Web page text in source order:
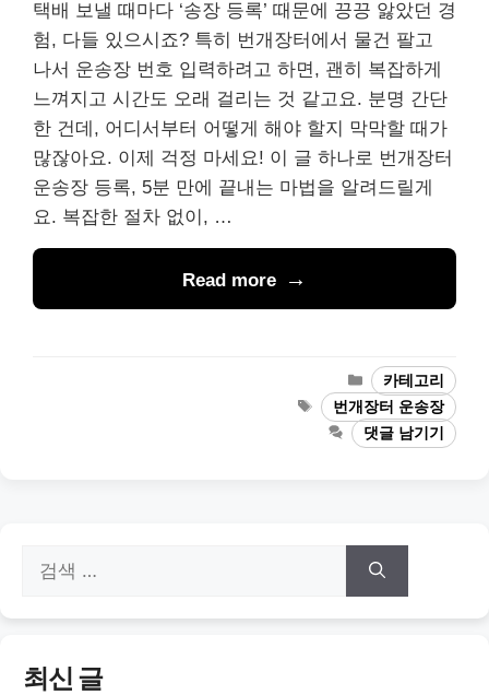
택배 보낼 때마다 ‘송장 등록’ 때문에 끙끙 앓았던 경
험, 다들 있으시죠? 특히 번개장터에서 물건 팔고
나서 운송장 번호 입력하려고 하면, 괜히 복잡하게
느껴지고 시간도 오래 걸리는 것 같고요. 분명 간단
한 건데, 어디서부터 어떻게 해야 할지 막막할 때가
많잖아요. 이제 걱정 마세요! 이 글 하나로 번개장터
운송장 등록, 5분 만에 끝내는 마법을 알려드릴게
요. 복잡한 절차 없이, …
Read more
카
테
고
리
카테고리
태
그
번개장터 운송장
댓글 남기기
색:
최신 글